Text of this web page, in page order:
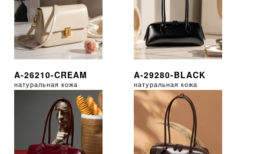
A-26210-CREAM
натуральная кожа
A-29280-BLACK
натуральная кожа